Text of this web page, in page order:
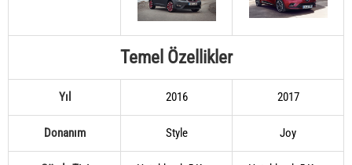
Temel Özellikler
Yıl 2016 2017
Donanım Style Joy